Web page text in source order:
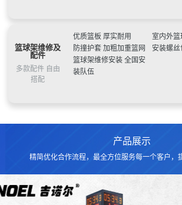
篮球架维修及
配件
多款配件 自由
搭配
优质篮板 厚实耐用
室内外篮
防撞护套 加粗加重篮网
安装螺丝
篮球架维修安装 全国安
装队伍
产品展示
精简优化合作流程，最全方位服务每一个客户，